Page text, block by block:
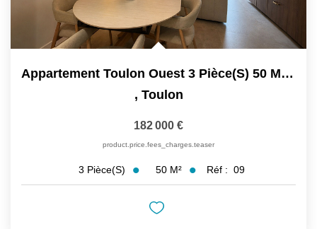
Appartement Toulon Ouest 3 Pièce(s) 50 M2 Avec Terrasse De...
, Toulon
182 000 €
product.price.fees_charges.teaser
3 Pièce(s) 50 M² Réf : 09